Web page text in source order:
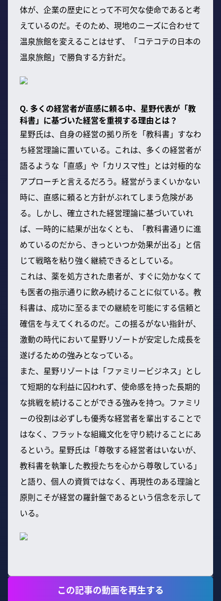
体が、企業の歴史にとって不可欠な使命であると考
えているのだ。そのため、現地のニーズに合わせて
温泉旅館を変えることはせず、「コテコテの日本の
温泉旅館」で勝負する方針だ。
Q. 多くの経営者が直感に頼る中、星野代表が「教
科書」に基づいた経営を重視する理由とは？
星野氏は、自身の経営の拠り所を「教科書」すなわ
ち経営理論に置いている。これは、多くの経営者が
語るような「直感」や「カリスマ性」とは対極的な
アプローチと言えるだろう。経営がうまくいかない
時に、直感に頼ると方針がぶれてしまう危険があ
る。しかし、確立された経営理論に基づいていれ
ば、一時的に結果が出なくとも、「教科書通りに進
めているのだから、きっといつか効果が出る」と信
じて戦略を粘り強く継続できるとしている。
これは、薬を処方された患者が、すぐに効かなくて
も医者の指示通りに飲み続けることに似ている。教
科書は、成功に至るまでの継続を可能にする信頼と
確信を与えてくれるのだ。この揺るがない指針が、
激動の時代において星野リゾートが安定した成長を
遂げるための強みとなっている。
また、星野リゾートは「ファミリービジネス」とし
て短期的な利益に囚われず、使命感を持った長期的
な挑戦を続けることができる強みを持つ。ファミリ
ーの役割は必ずしも優秀な経営者を輩出することで
はなく、フラットな組織文化を守り続けることにあ
るという。星野氏は「尊敬する経営者はいないが、
教科書を執筆した教授たちを心から尊敬している」
と語り、個人の資質ではなく、再現性のある理論と
原則こそが経営の羅針盤であるという信念を示して
いる。
この記事の動画を再生する